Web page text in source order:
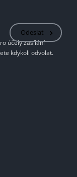
Odeslat
účely zasílání
kdykoli odvolat.